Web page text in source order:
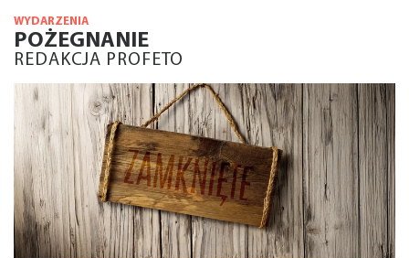
WYDARZENIA
POŻEGNANIE
REDAKCJA PROFETO